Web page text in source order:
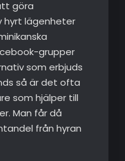
göra
hyrt lägenheter
grupper
som erbjuds
så är det ofta
som hjälper till
Man får då
från hyran